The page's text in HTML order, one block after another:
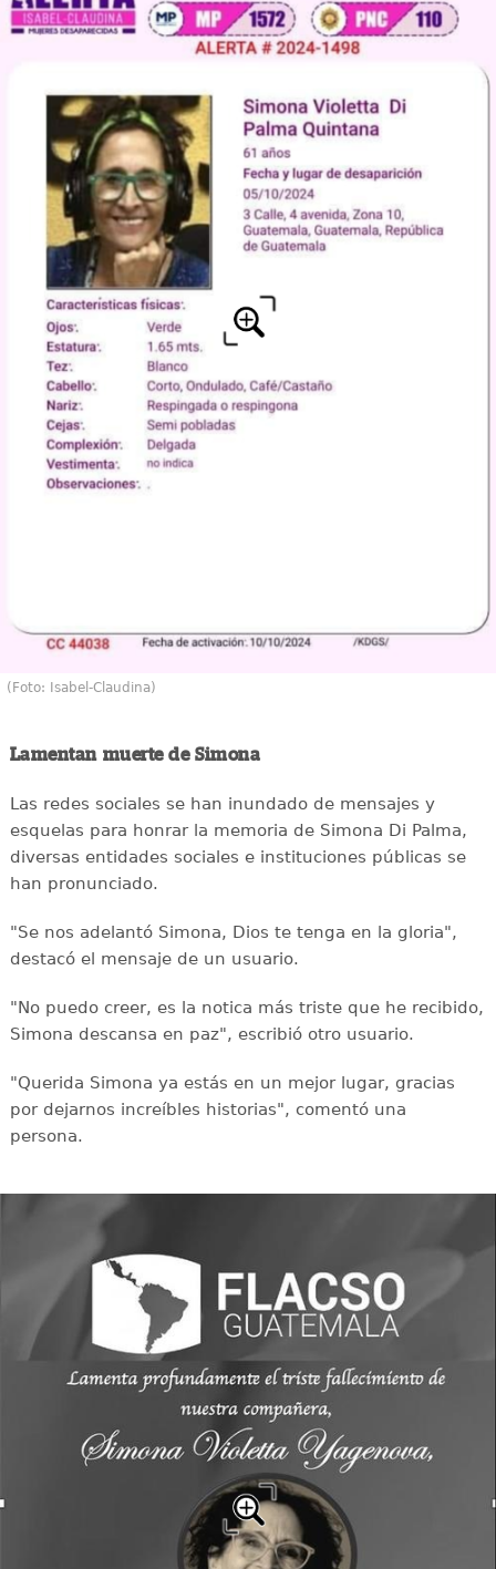
(Foto: Isabel-Claudina)
Lamentan muerte de Simona
Las redes sociales se han inundado de mensajes y
esquelas para honrar la memoria de Simona Di Palma,
diversas entidades sociales e instituciones públicas se
han pronunciado.
"Se nos adelantó Simona, Dios te tenga en la gloria",
destacó el mensaje de un usuario.
"No puedo creer, es la notica más triste que he recibido,
Simona descansa en paz", escribió otro usuario.
"Querida Simona ya estás en un mejor lugar, gracias
por dejarnos increíbles historias", comentó una
persona.